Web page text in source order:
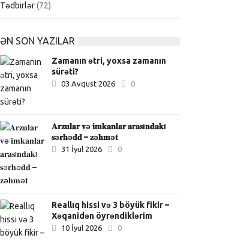
Tədbirlər(72)
ƏN SON YAZILAR
Zamanın ətri, yoxsa zamanın
sürəti?
03 Avqust 2026 0
𝐀𝐫𝐳𝐮𝐥𝐚𝐫 𝐯ə 𝐢𝐦𝐤𝐚𝐧𝐥𝐚𝐫 𝐚𝐫𝐚𝐬ı𝐧𝐝𝐚𝐤ı
𝐬ə𝐫𝐡ə𝐝𝐝 – 𝐳ə𝐡𝐦ə𝐭
31 İyul 2026 0
Reallıq hissi və 3 böyük fikir –
Xəqanidən öyrəndiklərim
10 İyul 2026 0